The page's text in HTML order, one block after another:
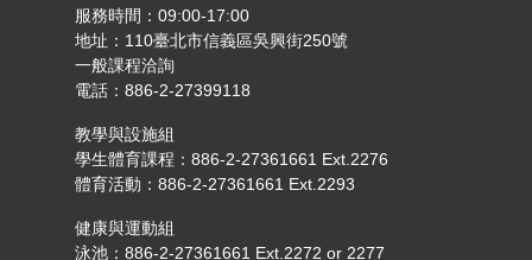
服務時間：09:00-17:00
地址：110臺北市信義區吳興街250號
一般課程洽詢
電話：886-2-27399118
教學與設施組
學生體育課程：886-2-27361661 Ext.2276
體育活動：886-2-27361661 Ext.2293
健康與運動組
泳池：886-2-27361661 Ext.2272 or 2277